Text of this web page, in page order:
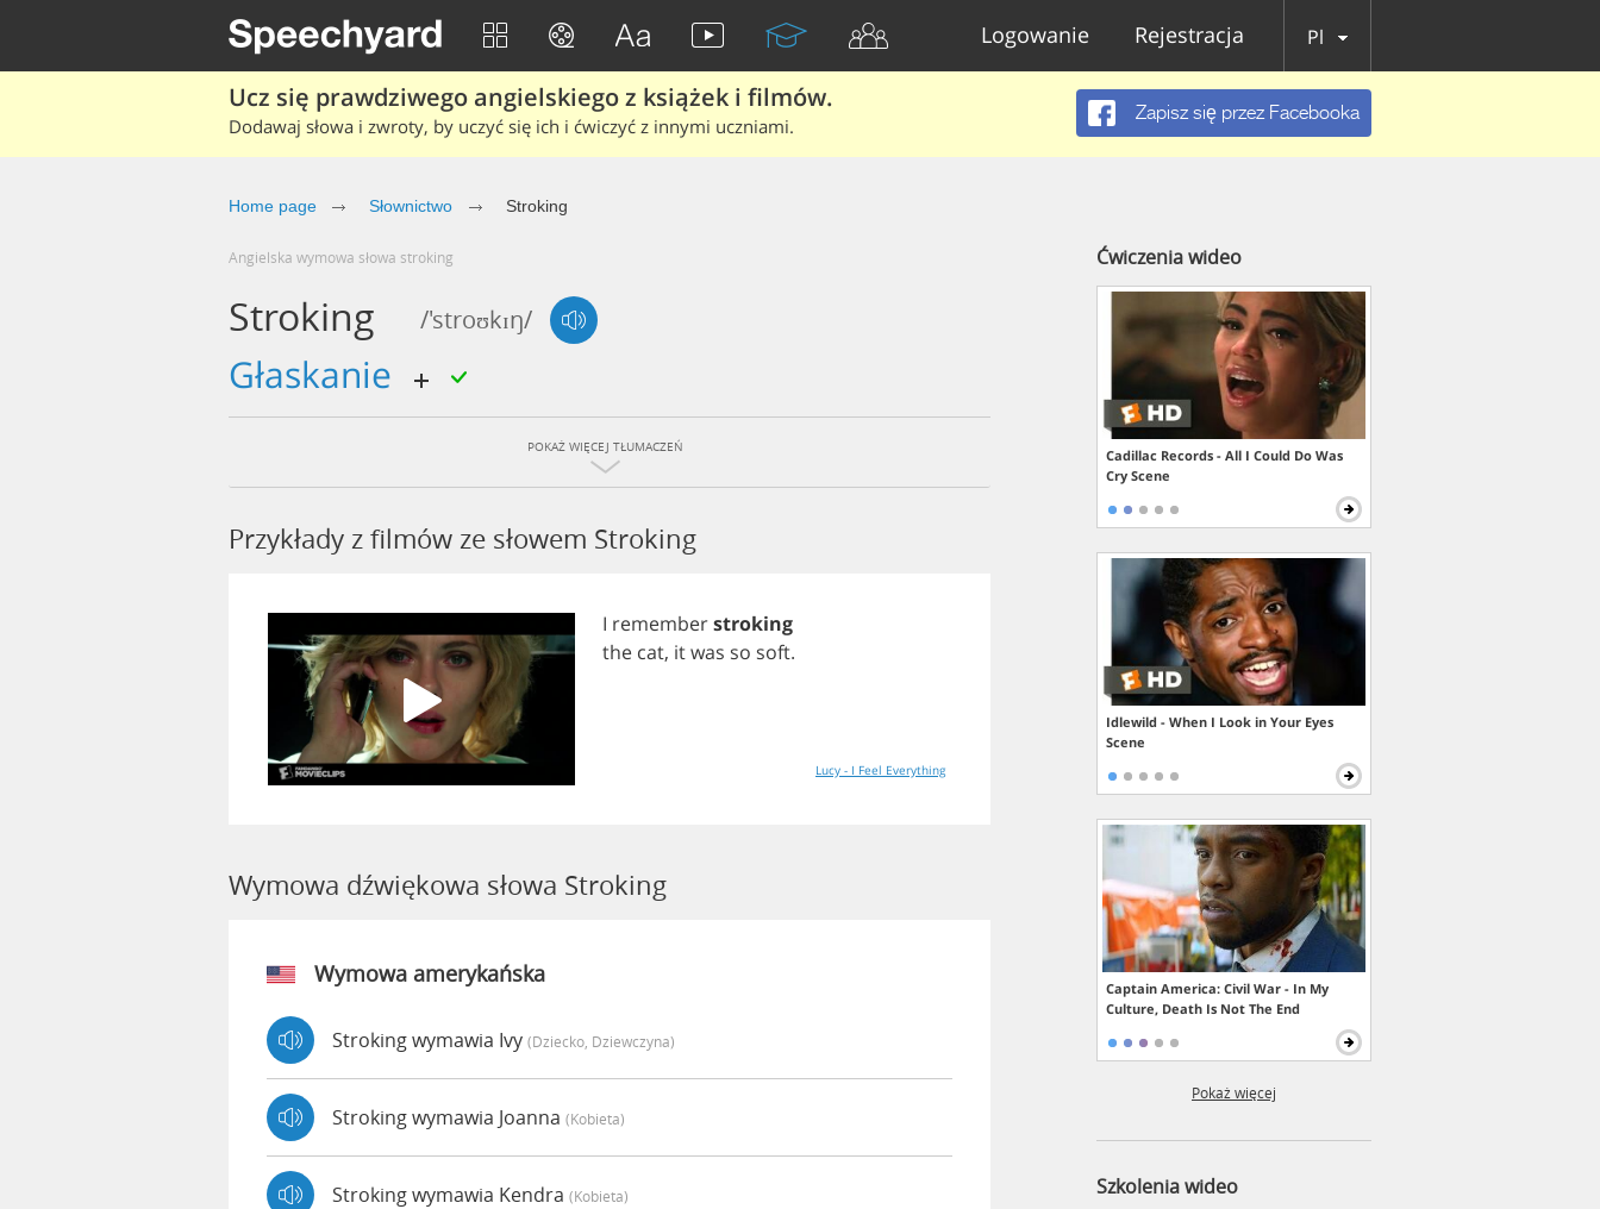
Logowanie Rejestracja Pl
Ucz się prawdziwego angielskiego z książek i filmów.
Dodawaj słowa i zwroty, by uczyć się ich i ćwiczyć z innymi uczniami.
Zapisz się przez Facebooka
Home page Słownictwo Stroking
Angielska wymowa słowa stroking
Stroking /'stroʊkɪŋ/
głaskanie
POKAŻ WIĘCEJ TŁUMACZEŃ
Przykłady z filmów ze słowem Stroking
I rememberstroking
the cat, itwas so soft.
Lucy - I Feel Everything
Wymowa dźwiękowa słowa Stroking
Wymowa amerykańska
Stroking wymawia Ivy (dziecko, Dziewczyna)
Stroking wymawia Joanna (kobieta)
Stroking wymawia Kendra (kobieta)
Ćwiczenia wideo
Cadillac Records - All I Could Do Was
Cry Scene
Idlewild - When I Look in Your Eyes
Scene
Captain America: Civil War - In My
Culture, Death Is Not The End
Pokaż więcej
Szkolenia wideo